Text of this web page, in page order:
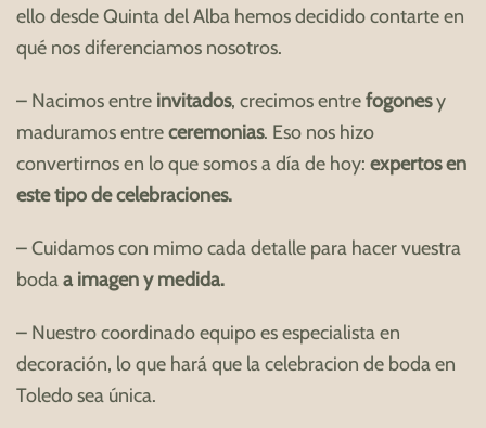
ello desde Quinta del Alba hemos decidido contarte en
qué nos diferenciamos nosotros.
– Nacimos entre invitados, crecimos entrefogonesy
maduramos entreceremonias. Eso nos hizo
convertirnos en lo que somos a día de hoy: expertos en
este tipo de celebraciones.
– Cuidamos con mimo cada detalle para hacer vuestra
bodaa imagen y medida.
– Nuestro coordinado equipo es especialista en
decoración, lo que hará que la celebracion de boda en
Toledo sea única.